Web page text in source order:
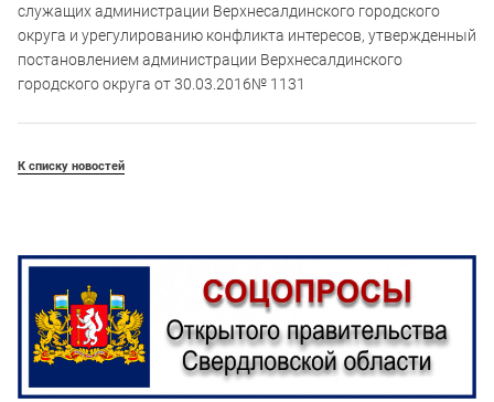
служащих администрации Верхнесалдинского городского
округа и урегулированию конфликта интересов, утвержденный
постановлением администрации Верхнесалдинского
городского округа от 30.03.2016№ 1131
К списку новостей